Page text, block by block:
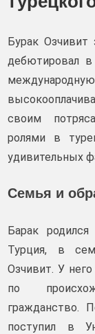
Бурак Озчивит
дебютировал
своим
ролями в
удивительных
Семья и
Барак
Турция, в
Озчивит. У
по
гражданство.
поступил в